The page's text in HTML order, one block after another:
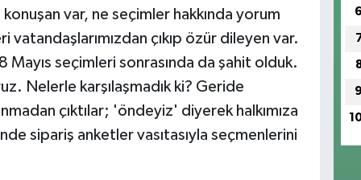
var, ne seçimler hakkında yorum
çıkıp özür dileyen var.
seçimleri sonrasında da şahit olduk.
Nelerle karşılaşmadık ki? Geride
çıktılar; 'öndeyiz' diyerek halkımıza
sipariş anketler vasıtasıyla seçmenlerini